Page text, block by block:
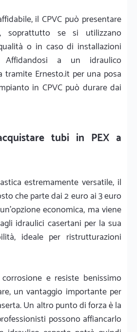
il CPVC può presentare
soprattutto se si utilizzano
o in caso di installazioni
Affidandosi a un idraulico
tramite Ernesto.it per una posa
in CPVC può durare dai
tubi in PEX a
estremamente versatile, il
che parte dai 2 euro ai 3 euro
economica, ma viene
idraulici casertani per la sua
ideale per ristrutturazioni
e resiste benissimo
un vantaggio importante per
Un altro punto di forza è la
possono affiancarlo